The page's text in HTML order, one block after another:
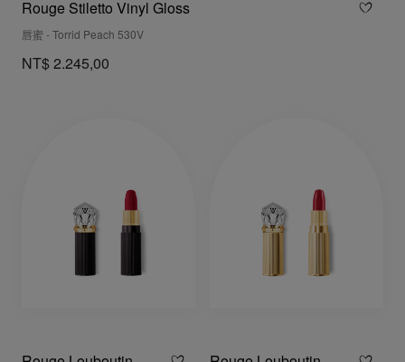
Rouge Stiletto Vinyl Gloss
唇蜜 - Torrid Peach 530V
NT$ 2.245,00